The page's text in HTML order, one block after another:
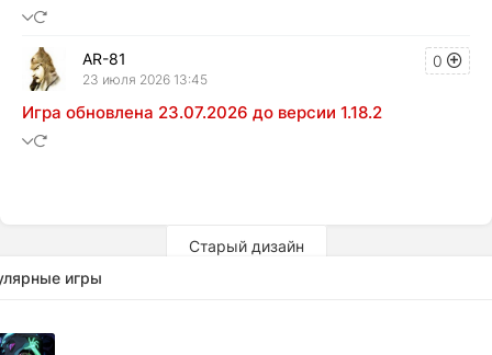
0
AR-81
23 июля 2026 13:45
Игра обновлена 23.07.2026 до версии 1.18.2
Старый дизайн
игры